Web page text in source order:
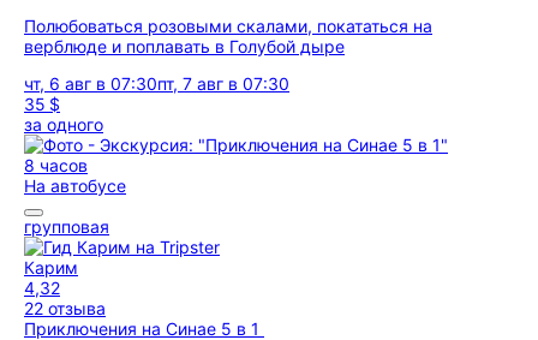
Полюбоваться розовыми скалами, покататься на
верблюде и поплавать в Голубой дыре
чт, 6 авг в 07:30пт, 7 авг в 07:30
35 $
за одного
8 часов
На автобусе
групповая
Карим
4,32
22 отзыва
Приключения на Синае 5 в 1